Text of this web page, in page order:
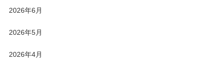
2026年6月
2026年5月
2026年4月